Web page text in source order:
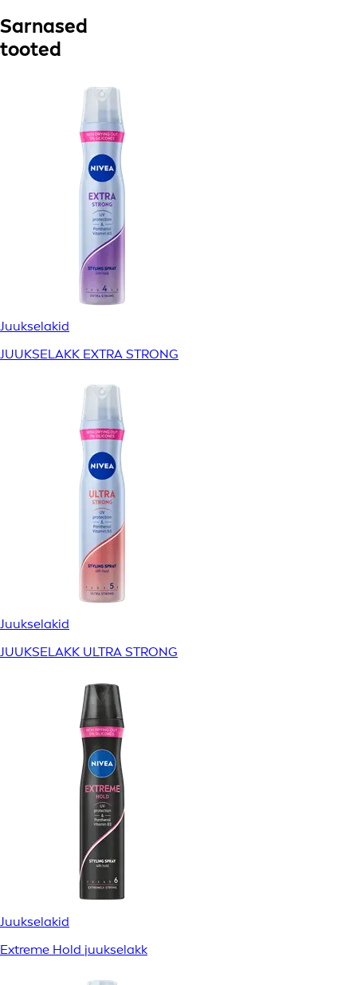
Sarnased
tooted
Juukselakid
JUUKSELAKK EXTRA STRONG
Juukselakid
JUUKSELAKK ULTRA STRONG
Juukselakid
Extreme Hold juukselakk